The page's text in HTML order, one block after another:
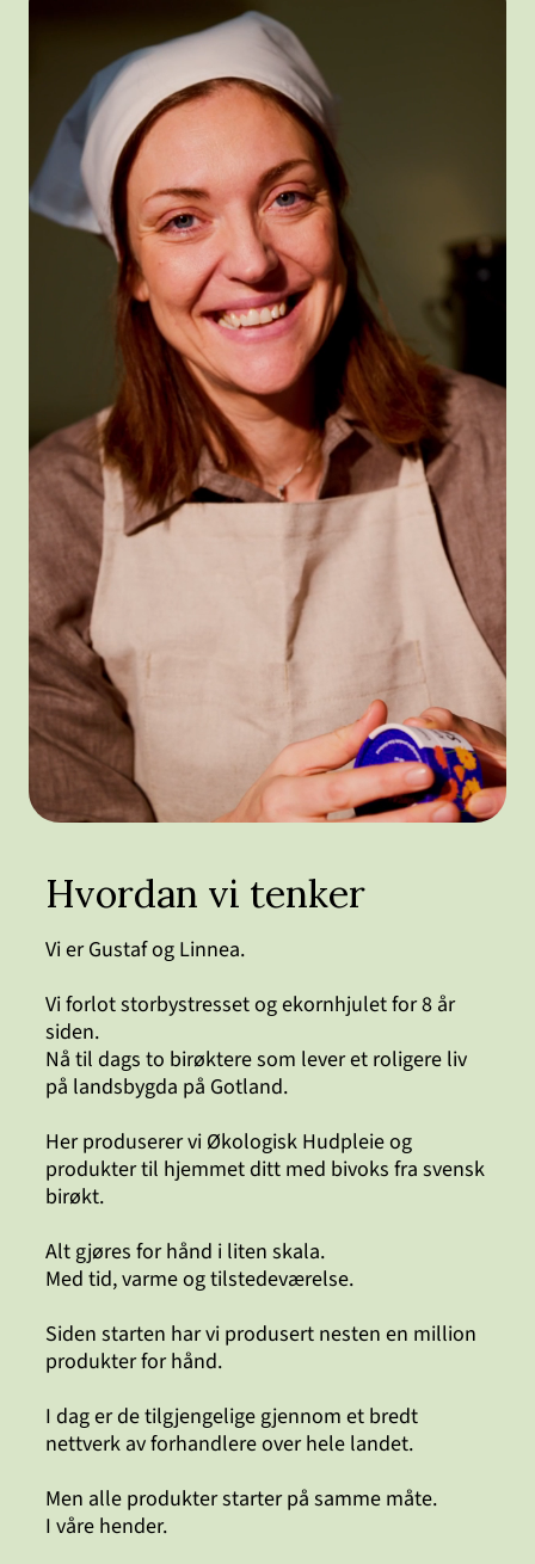
Hvordan vi tenker
Vi er Gustaf og Linnea.
Vi forlot storbystresset og ekornhjulet for 8 år
siden.
Nå til dags to birøktere som lever et roligere liv
på landsbygda på Gotland.
Her produserer vi Økologisk Hudpleie og
produkter til hjemmet ditt med bivoks fra svensk
birøkt.
Alt gjøres for hånd i liten skala.
Med tid, varme og tilstedeværelse.
Siden starten har vi produsert nesten en million
produkter for hånd.
I dag er de tilgjengelige gjennom et bredt
nettverk av forhandlere over hele landet.
Men alle produkter starter på samme måte.
I våre hender.